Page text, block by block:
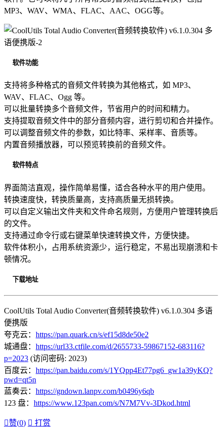
MP3、WAV、WMA、FLAC、AAC、OGG等。
软件功能
支持将多种格式的音频文件转换为其他格式，如 MP3、
WAV、FLAC、Ogg 等。
可以批量转换多个音频文件，节省用户的时间和精力。
支持提取音频文件中的部分音频内容，进行剪切和合并操作。
可以调整音频文件的参数，如比特率、采样率、音质等。
内置音频播放器，可以预览转换前的音频文件。
软件特点
界面简洁直观，操作简单易懂，适合各种水平的用户使用。
转换速度快，转换质量高，支持高质量无损转换。
可以自定义输出文件夹和文件命名规则，方便用户管理转换后
的文件。
支持通过命令行或右键菜单快速转换文件，方便快捷。
软件体积小，占用系统资源少，运行稳定，不易出现崩溃和卡
顿情况。
下载地址
CoolUtils Total Audio Converter(音频转换软件) v6.1.0.304 多语
便携版
夸克云： https://pan.quark.cn/s/ef15d8de50e2
城通盘： https://url33.ctfile.com/d/2655733-59867152-683116?
p=2023 (访问密码: 2023)
百度云： https://pan.baidu.com/s/1YQpp4Et77pg6_gw1a39yKQ?
pwd=qt5n
蓝奏云： https://gndown.lanpv.com/b0496y6qb
123 盘： https://www.123pan.com/s/N7M7Vv-3Dkod.html
赞(0)  打赏